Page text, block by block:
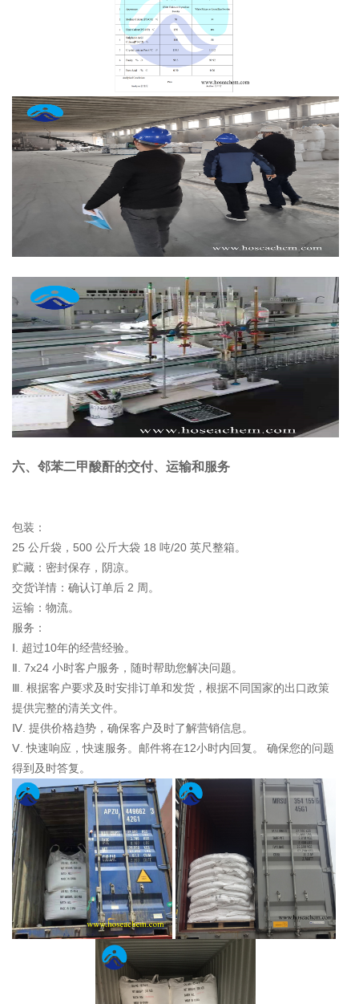
六、邻苯二甲酸酐的交付、运输和服务
包装：
25 公斤袋，500 公斤大袋 18 吨/20 英尺整箱。
贮藏：密封保存，阴凉。
交货详情：确认订单后 2 周。
运输：物流。
服务：
Ⅰ. 超过10年的经营经验。
Ⅱ. 7x24 小时客户服务，随时帮助您解决问题。
Ⅲ. 根据客户要求及时安排订单和发货，根据不同国家的出口政策
提供完整的清关文件。
Ⅳ. 提供价格趋势，确保客户及时了解营销信息。
Ⅴ. 快速响应，快速服务。邮件将在12小时内回复。 确保您的问题
得到及时答复。